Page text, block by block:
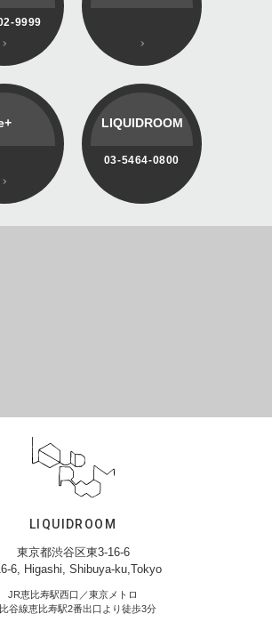
9999
LIQUIDROOM
03-5464-0800
LIQUIDROOM
東京都渋谷区東3-16-6
6, Higashi, Shibuya-ku,Tokyo
JR恵比寿駅西口／東京メトロ
谷線恵比寿駅2番出口より徒歩3分